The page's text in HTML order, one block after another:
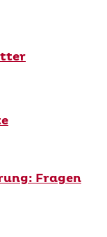
Fragen